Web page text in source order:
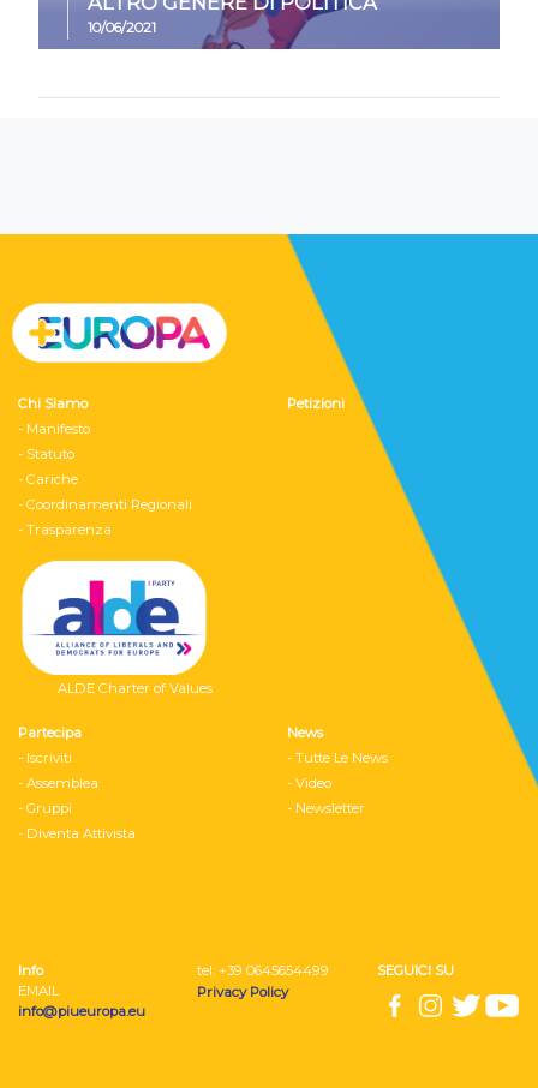
10/06/2021
Chi Siamo
- Manifesto
- Statuto
- Cariche
- Coordinamenti Regionali
- Trasparenza
ALDE Charter of Values
Petizioni
Partecipa
- Iscriviti
- Assemblea
- Gruppi
- Diventa Attivista
News
- Tutte Le News
- Video
- Newsletter
Info
EMAIL
info@piueuropa.eu
tel: ‭+39 0645654499
Privacy Policy
SEGUICI SU